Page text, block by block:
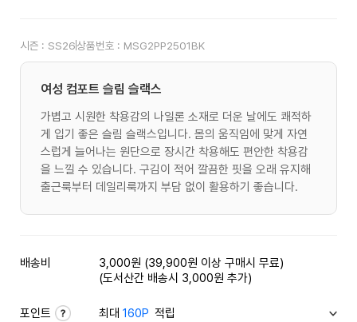
시즌 : SS26상품번호 : MSG2PP2501BK
여성 컴포트 슬림 슬랙스
가볍고 시원한 착용감의 나일론 소재로 더운 날에도 쾌적하
게 입기 좋은 슬림 슬랙스입니다. 몸의 움직임에 맞게 자연
스럽게 늘어나는 원단으로 장시간 착용해도 편안한 착용감
을 느낄 수 있습니다. 구김이 적어 깔끔한 핏을 오래 유지해
출근룩부터 데일리룩까지 부담 없이 활용하기 좋습니다.
배송비
3,000원 (39,900원 이상 구매시 무료)
(도서산간 배송시 3,000원 추가)
포인트 최대160P 적립